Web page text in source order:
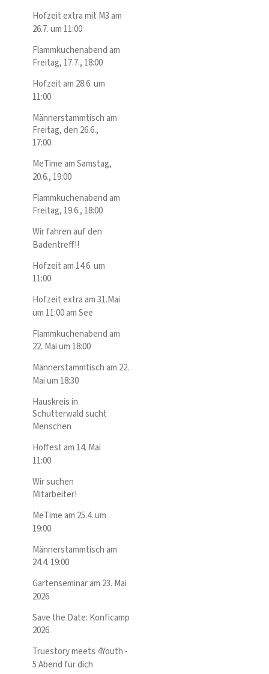
Hofzeit extra mit M3 am
26.7. um 11:00
Flammkuchenabend am
Freitag, 17.7., 18:00
Hofzeit am 28.6. um
11:00
Männerstammtisch am
Freitag, den 26.6.,
17:00
MeTime am Samstag,
20.6., 19:00
Flammkuchenabend am
Freitag, 19.6., 18:00
Wir fahren auf den
Badentreff!!
Hofzeit am 14.6. um
11:00
Hofzeit extra am 31.Mai
um 11:00 am See
Flammkuchenabend am
22. Mai um 18:00
Männerstammtisch am 22.
Mai um 18:30
Hauskreis in
Schutterwald sucht
Menschen
Hoffest am 14. Mai
11:00
Wir suchen
Mitarbeiter!
MeTime am 25.4. um
19:00
Männerstammtisch am
24.4. 19:00
Gartenseminar am 23. Mai
2026
Save the Date: Konficamp
2026
Truestory meets 4Youth -
5 Abend für dich